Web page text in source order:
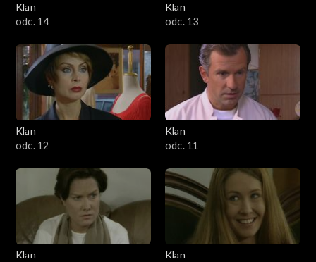
Klan
odc. 14
Klan
odc. 13
Klan
odc. 12
Klan
odc. 11
Klan
Klan